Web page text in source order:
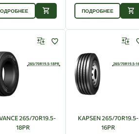
ПОДРОБНЕЕ
265/70R19.5-
18PR
KAPSEN 265/70R19.5-
16PR